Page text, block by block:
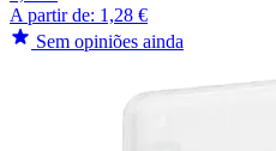
A partir de: 1,28 €
Sem opiniões ainda